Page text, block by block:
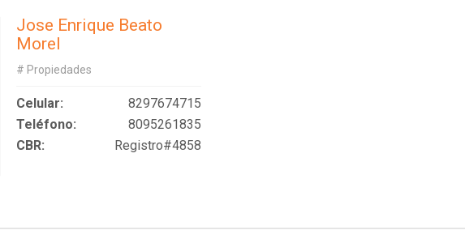
Jose Enrique Beato
Morel
# Propiedades
Celular:
8297674715
Teléfono:
8095261835
CBR:
Registro#4858